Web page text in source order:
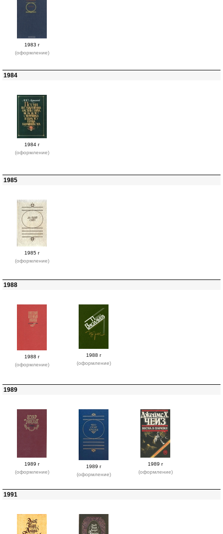
1983 г
(оформление)
1984
1984 г
(оформление)
1985
1985 г
(оформление)
1988
1988 г
(оформление)
1988 г
(оформление)
1989
1989 г
(оформление)
1989 г
(оформление)
1989 г
(оформление)
1991